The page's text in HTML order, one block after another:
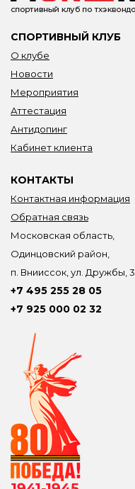
СПОРТИВНЫЙ КЛУБ
О клубе
Новости
Мероприятия
Аттестация
Антидопинг
Кабинет клиента
КОНТАКТЫ
Контактная информация
Обратная связь
Московская область,
Одинцовский район,
п. Внииссок, ул. Дружбы, 3
+7 495 255 28 05
+7 925 000 02 32